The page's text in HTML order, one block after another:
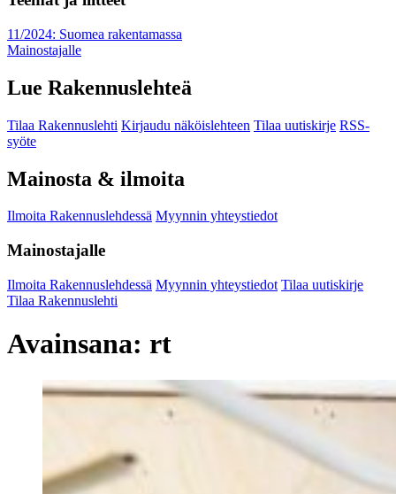
11/2024: Suomea rakentamassa
Mainostajalle
Lue Rakennuslehteä
Tilaa Rakennuslehti Kirjaudu näköislehteen Tilaa uutiskirje RSS-
syöte
Mainosta & ilmoita
Ilmoita Rakennuslehdessä Myynnin yhteystiedot
Mainostajalle
Ilmoita Rakennuslehdessä Myynnin yhteystiedot Tilaa uutiskirje
Tilaa Rakennuslehti
Avainsana: rt